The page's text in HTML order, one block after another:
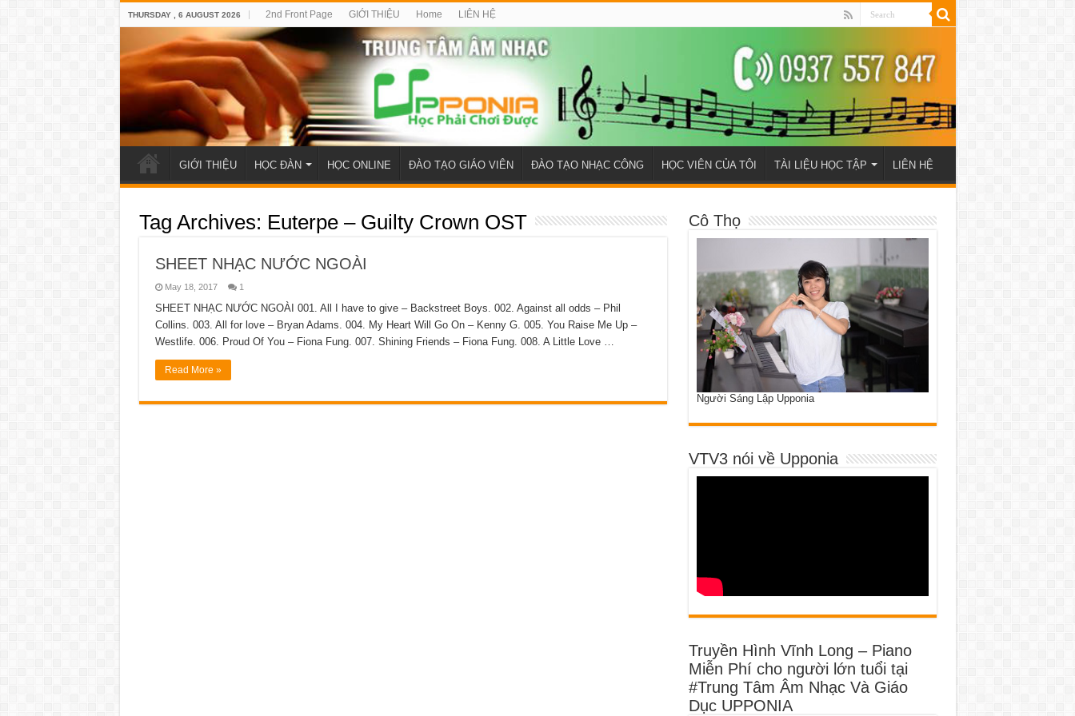
THURSDAY , 6 AUGUST 2026 2nd Front Page GIỚI THIỆU Home LIÊN HỆ
GIỚI THIỆU HỌC ĐÀN HỌC ONLINE ĐÀO TẠO GIÁO VIÊN ĐÀO TẠO NHẠC CÔNG HỌC VIÊN CỦA TÔI TÀI LIỆU HỌC TẬP LIÊN HỆ
Tag Archives: Euterpe – Guilty Crown OST
SHEET NHẠC NƯỚC NGOÀI
May 18, 2017 1
SHEET NHẠC NƯỚC NGOÀI 001. All I have to give – Backstreet Boys. 002. Against all odds – Phil
Collins. 003. All for love – Bryan Adams. 004. My Heart Will Go On – Kenny G. 005. You Raise Me Up –
Westlife. 006. Proud Of You – Fiona Fung. 007. Shining Friends – Fiona Fung. 008. A Little Love …
Read More »
Cô Thọ
Người Sáng Lập Upponia
VTV3 nói về Upponia
Truyền Hình Vĩnh Long – Piano
Miễn Phí cho người lớn tuổi tại
#Trung Tâm Âm Nhạc Và Giáo
Dục UPPONIA